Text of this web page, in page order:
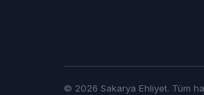
© 2026 Sakarya Ehliyet. Tüm